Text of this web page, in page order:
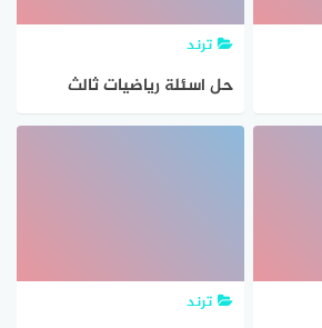
ترند
حل اسئلة رياضيات ثالث
متوسط 2021
ترند